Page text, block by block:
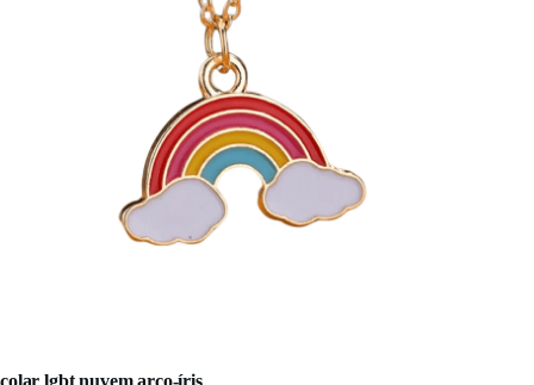
colar lgbt nuvem arco-íris